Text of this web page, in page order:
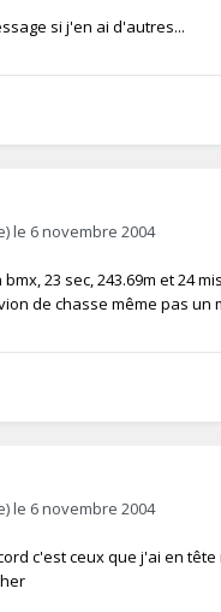
si j'en ai d'autres...
le 6 novembre 2004
23 sec, 243.69m et 24
de chasse même pas un
le 6 novembre 2004
c'est ceux que j'ai en tête